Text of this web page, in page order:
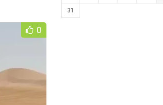
0
31